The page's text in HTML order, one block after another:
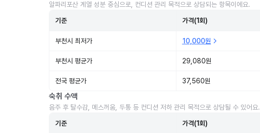
알파리포산 계열 성분 중심으로, 컨디션 관리 목적으로 상담되는 항목이에요.
기준 가격(1회)
부천시 최저가 10,000원
부천시 평균가 29,080원
전국 평균가 37,560원
숙취 수액
음주 후 탈수감, 메스꺼움, 두통 등 컨디션 저하 관리 목적으로 상담될 수 있어요.
기준 가격(1회)